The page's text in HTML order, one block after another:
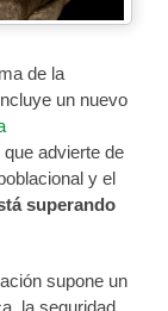
de la
un nuevo
que advierte de
y el
superando
supone un
la seguridad